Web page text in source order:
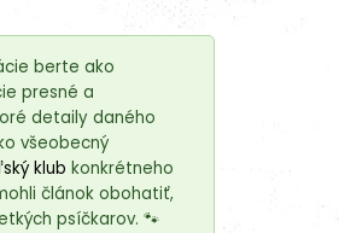
berte ako
presné a
detaily daného
všeobecný
klub konkrétneho
článok obohatiť,
psíčkarov. 🐾